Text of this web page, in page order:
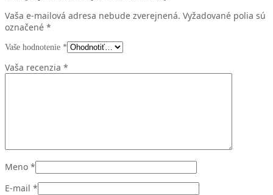
Vaša e-mailová adresa nebude zverejnená. Vyžadované polia sú
označené *
Vaše hodnotenie *
Vaša recenzia *
Meno *
E-mail *